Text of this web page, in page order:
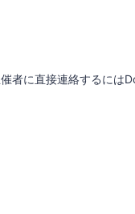
者に直接連絡するには